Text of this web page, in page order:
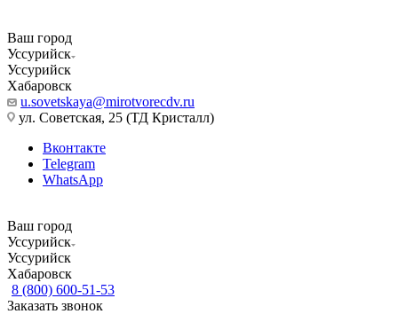
Ваш город
Уссурийск
Уссурийск
Хабаровск
u.sovetskaya@mirotvorecdv.ru
ул. Советская, 25 (ТД Кристалл)
Вконтакте
Telegram
WhatsApp
Ваш город
Уссурийск
Уссурийск
Хабаровск
8 (800) 600-51-53
Заказать звонок